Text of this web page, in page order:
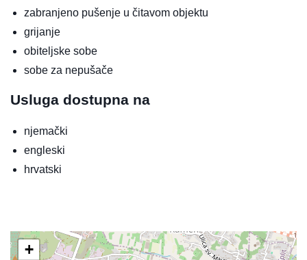
zabranjeno pušenje u čitavom objektu
grijanje
obiteljske sobe
sobe za nepušače
Usluga dostupna na
njemački
engleski
hrvatski
+